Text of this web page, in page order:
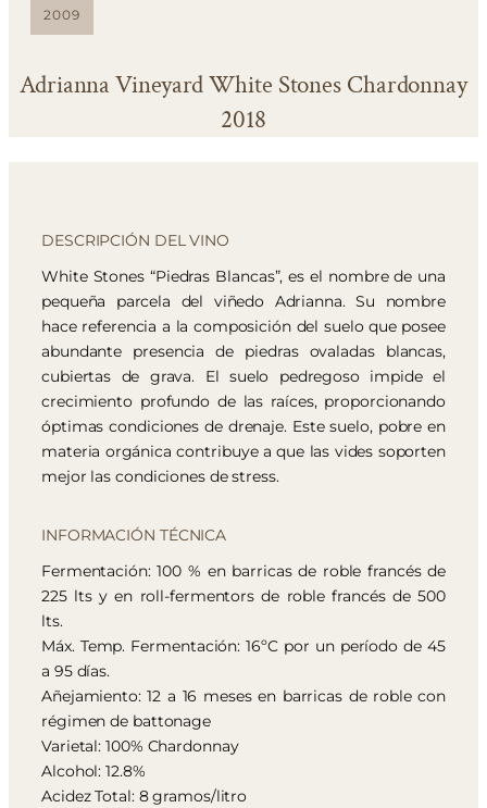
2009
Adrianna Vineyard White Stones Chardonnay
2018
DESCRIPCIÓN DEL VINO
White Stones “Piedras Blancas”, es el nombre de una
pequeña parcela del viñedo Adrianna. Su nombre
hace referencia a la composición del suelo que posee
abundante presencia de piedras ovaladas blancas,
cubiertas de grava. El suelo pedregoso impide el
crecimiento profundo de las raíces, proporcionando
óptimas condiciones de drenaje. Este suelo, pobre en
materia orgánica contribuye a que las vides soporten
mejor las condiciones de stress.
INFORMACIÓN TÉCNICA
Fermentación: 100 % en barricas de roble francés de
225 lts y en roll-fermentors de roble francés de 500
lts.
Máx. Temp. Fermentación: 16ºC por un período de 45
a 95 días.
Añejamiento: 12 a 16 meses en barricas de roble con
régimen de battonage
Varietal: 100% Chardonnay
Alcohol: 12.8%
Acidez Total: 8 gramos/litro